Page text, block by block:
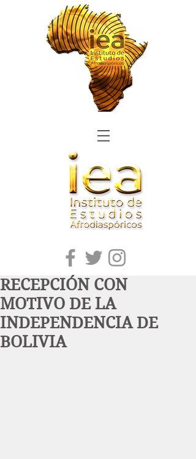
RECEPCIÓN CON
MOTIVO DE LA
INDEPENDENCIA DE
BOLIVIA